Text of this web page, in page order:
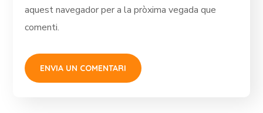
aquest navegador per a la pròxima vegada que
comenti.